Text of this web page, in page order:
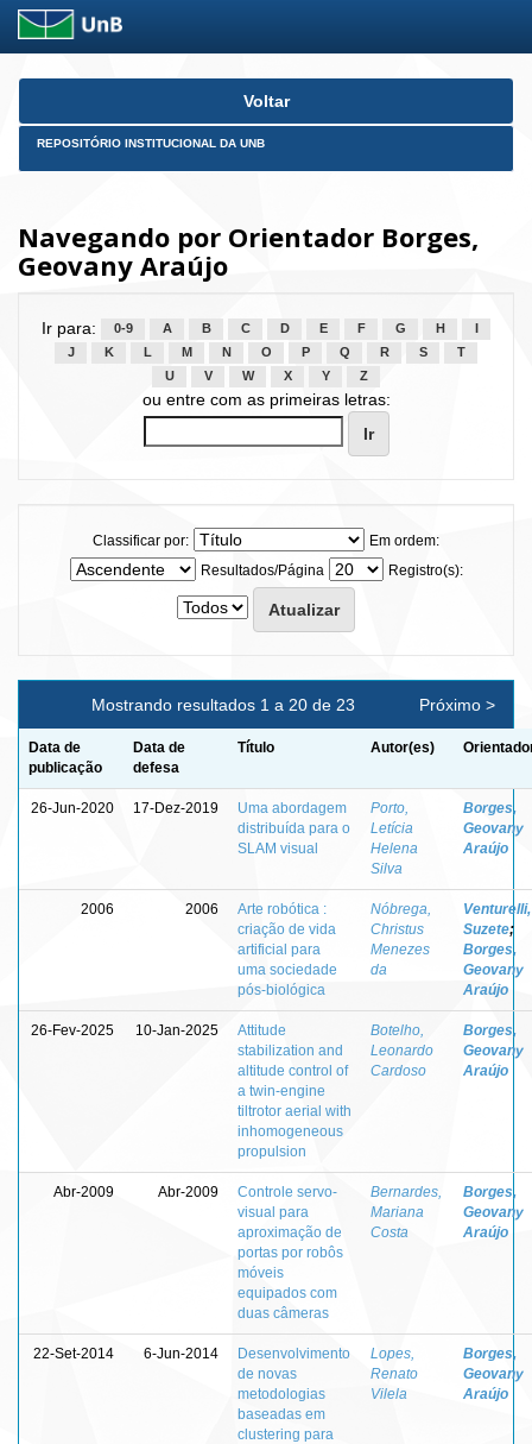
Skip
Voltar
REPOSITÓRIO INSTITUCIONAL DA UNB
Navegando por Orientador Borges,
Geovany Araújo
Ir para: 0-9 A B C D E F G H
J
K L M N O P Q R S
T
U
V W X Y Z
ou entre com as primeiras letras:
Classificar por:
Em ordem:
Resultados/Página
Registro(s):
Mostrando resultados 1 a 20 de 23 Próximo >
Data de
publicação
Data de
defesa
Título Autor(es)
26-Jun-2020 17-Dez-2019
Uma abordagem
distribuída para o
SLAM visual
Porto,
Letícia
Helena
Silva
Borges,
Geovany
Araújo
2006 2006
Arte robótica :
criação de vida
artificial para
uma sociedade
pós-biológica
Nóbrega,
Christus
Menezes
da
Venturelli,
Suzete;
Borges,
Geovany
Araújo
26-Fev-2025 10-Jan-2025
Attitude
stabilization and
altitude control of
a twin-engine
tiltrotor aerial with
inhomogeneous
propulsion
Botelho,
Leonardo
Cardoso
Borges,
Geovany
Araújo
Abr-2009 Abr-2009
Controle servo-
visual para
aproximação de
portas por robôs
móveis
equipados com
duas câmeras
Bernardes,
Mariana
Costa
Borges,
Geovany
Araújo
22-Set-2014 6-Jun-2014
Desenvolvimento
de novas
metodologias
baseadas em
clustering para
Lopes,
Renato
Vilela
Borges,
Geovany
Araújo